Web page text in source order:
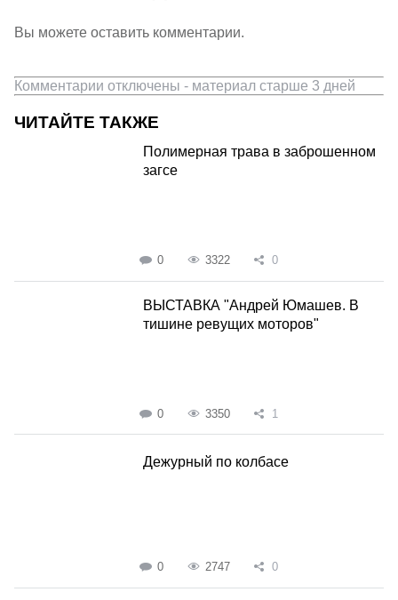
Вы можете оставить комментарии.
Комментарии отключены - материал старше 3 дней
ЧИТАЙТЕ ТАКЖЕ
Полимерная трава в заброшенном
загсе
0 3322 0
ВЫСТАВКА "Андрей Юмашев. В
тишине ревущих моторов"
0 3350 1
Дежурный по колбасе
0 2747 0